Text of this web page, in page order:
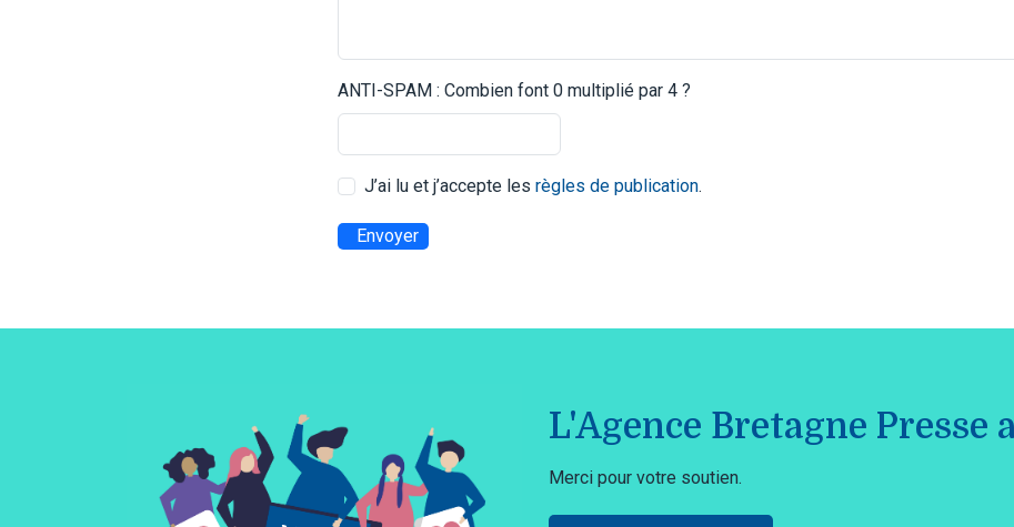
ANTI-SPAM : Combien font 0 multiplié par 4 ?
J’ai lu et j’accepte les règles de publication.
Envoyer
L'Agence Bretagne Presse
Merci pour votre soutien.